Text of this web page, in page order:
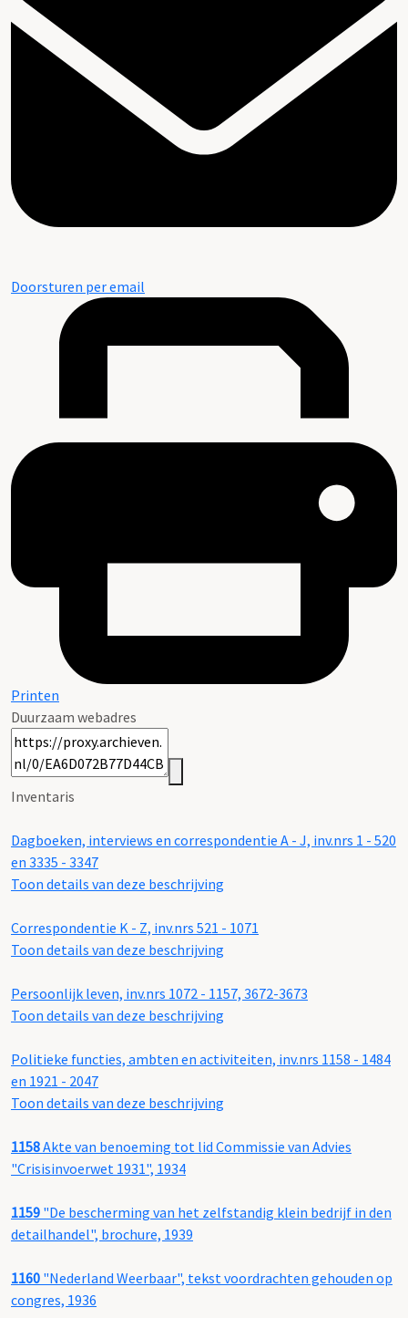
Doorsturen per email
Printen
Duurzaam webadres
Inventaris
Dagboeken, interviews en correspondentie A - J, inv.nrs 1 - 520
en 3335 - 3347
Toon details van deze beschrijving
Correspondentie K - Z, inv.nrs 521 - 1071
Toon details van deze beschrijving
Persoonlijk leven, inv.nrs 1072 - 1157, 3672-3673
Toon details van deze beschrijving
Politieke functies, ambten en activiteiten, inv.nrs 1158 - 1484
en 1921 - 2047
Toon details van deze beschrijving
1158Akte van benoeming tot lid Commissie van Advies
"Crisisinvoerwet 1931", 1934
1159 "De bescherming van het zelfstandig klein bedrijf in den
detailhandel", brochure, 1939
1160 "Nederland Weerbaar", tekst voordrachten gehouden op
congres, 1936